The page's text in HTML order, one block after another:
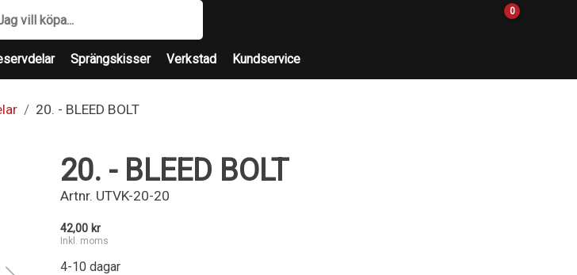
0
Sprängskisser Verkstad Kundservice
20. - BLEED BOLT
20. - BLEED BOLT
Artnr. UTVK-20-20
42,00 kr
Inkl. moms
4-10 dagar